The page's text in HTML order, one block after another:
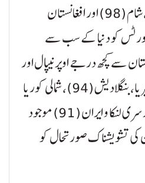
نیچے صرف عراق (97)، شام (98) اور افغانستان
کو دنیا کے سب سے
سے کچھ درجے اوپر نیپال اور
لیبیا (95)، فلسطین، اریٹیریا، بنگلادیش (94)، شمالی کوریا
(93)، سوڈان (92) اور سری لنکا و ایران (91) موجود
کی تشویشناک صورتحال کو